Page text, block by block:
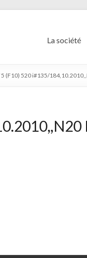
La société
(F10) 520 i#135/